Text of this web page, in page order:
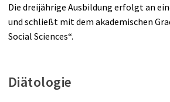
Die dreijährige Ausbildung erfolgt an
und schließt mit dem akademischen
Social Sciences“.
Diätologie